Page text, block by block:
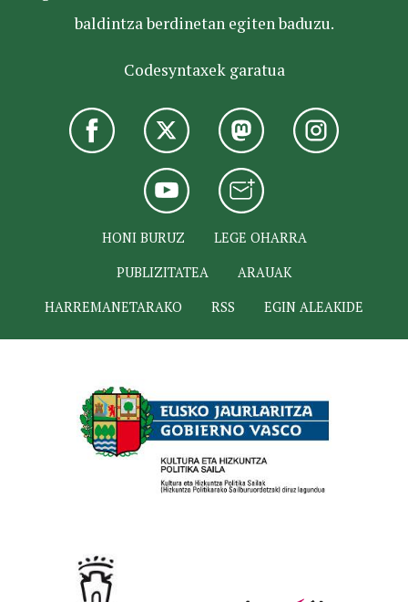
baldintza berdinetan egiten baduzu.
Codesyntaxek garatua
HONI BURUZ
LEGE OHARRA
PUBLIZITATEA
ARAUAK
HARREMANETARAKO
RSS EGIN ALEAKIDE